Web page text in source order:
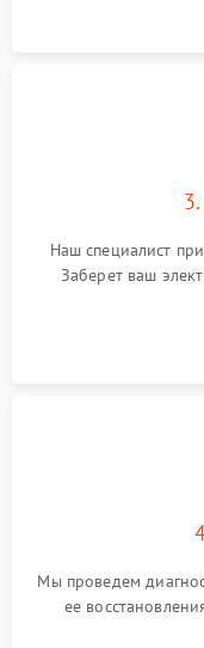
Наш специалист
Заберет ваш
Мы проведем
ее